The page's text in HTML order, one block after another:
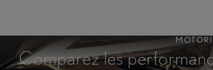
Comparez les